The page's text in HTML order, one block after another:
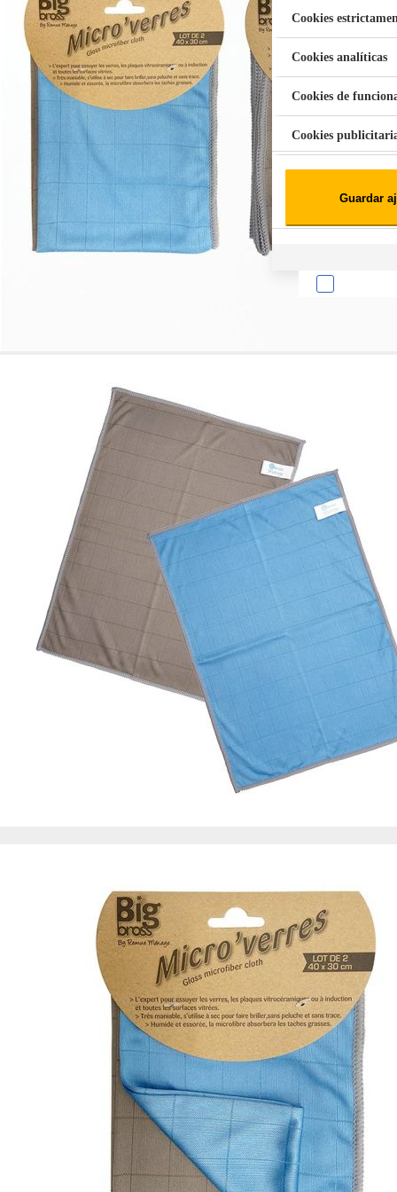
Aspiradora Quitamanchas 450W
Cookies
Cookies analíticas
Cookies de
Cookies
experiencia web
tipos de cookies.
las cookies que se
los servicios que
Más información
Cookies
Estas cookies son
cookies
administrar tu
presentación del
existencia de
información de
Información de las
Cookies analíticas
Cookies de
Estas cookies
por terceras partes
no funcionarán
Información de las
Cookies
Nuestros partners
crear un perfil de
publicidad estará
Información de las
Guardar